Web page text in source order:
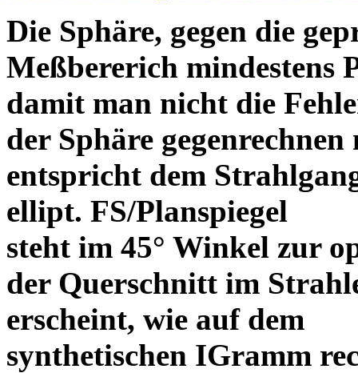
Die Sphäre, gegen die
Meßbererich mindestens
damit man nicht die
der Sphäre
entspricht dem
ellipt. FS/Planspiegel
steht im 45° Winkel zur
der Querschnitt im
erscheint, wie auf dem
synthetischen IGramm